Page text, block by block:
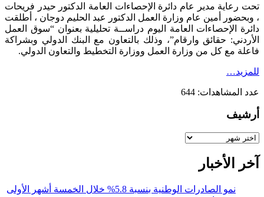
تحت رعاية مدير عام دائرة الإحصاءات العامة الدكتور حيدر فريحات
، وبحضور أمين عام وزارة العمل الدكتور عبد الحليم دوجان ، أطلقت
دائرة الإحصاءات العامة اليوم دراســة تحليلية بعنوان “سوق العمل
الأردني: حقائق وارقام”، وذلك بالتعاون مع البنك الدولي وبشراكة
فاعلة مع كل من وزارة العمل ووزارة التخطيط والتعاون الدولي.
للمزيد…
عدد المشاهدات: 644
أرشيف
أرشيف
آخر الأخبار
نمو الصادرات الوطنية بنسبة 5.8% خلال الخمسة أشهر الأولى